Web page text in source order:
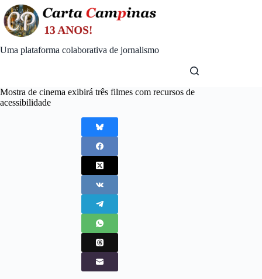
Skip
to
content
Uma plataforma colaborativa de jornalismo
Mostra de cinema exibirá três filmes com recursos de
acessibilidade